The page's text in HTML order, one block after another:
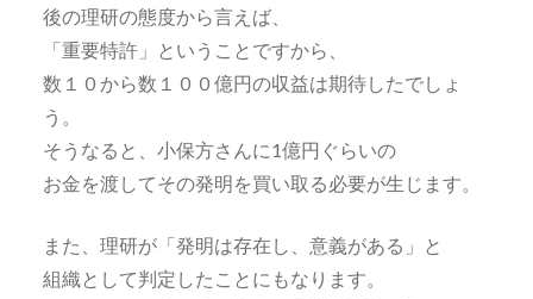
後の理研の態度から言えば、
「重要特許」ということですから、
数１０から数１００億円の収益は期待したでしょ
う。
そうなると、小保方さんに1億円ぐらいの
お金を渡してその発明を買い取る必要が生じます。
また、理研が「発明は存在し、意義がある」と
組織として判定したことにもなります。